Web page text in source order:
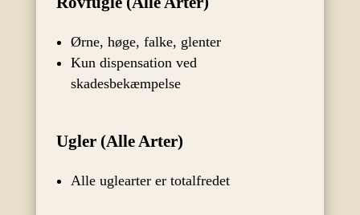
Ørne, høge, falke, glenter
Kun dispensation ved
skadesbekæmpelse
Ugler (Alle Arter)
Alle uglearter er totalfredet